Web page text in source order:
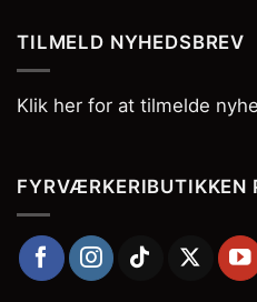
TILMELD NYHEDSBREV
Klik her for at tilmelde
FYRVÆRKERIBUTIKKEN